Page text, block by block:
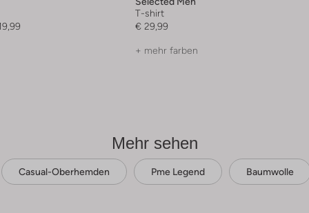
T-shirt
€ 29,99
+ mehr farben
Mehr sehen
Casual-Oberhemden Pme Legend Baumwolle